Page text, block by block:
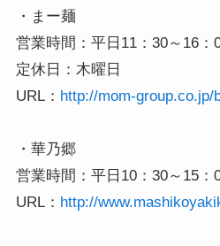
・まー麺
営業時間：平日11：30～16
定休日：木曜日
URL： http://mom-group.co.jp/
・華乃郷
営業時間：平日10：30～15
URL： http://